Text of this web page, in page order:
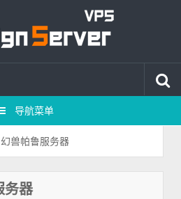
导航菜单
兽帕鲁服务器
务器